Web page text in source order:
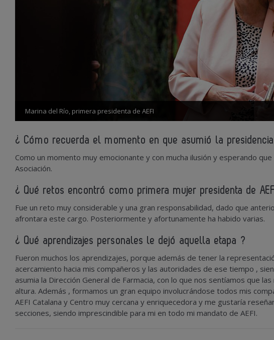
Marina del Río, primera presidenta de AEFI
¿ Cómo recuerda el momento en que asumió la
Como un momento muy emocionante y con mucha ilusión y esperando
Asociación.
¿ Qué retos encontró como primera mujer presidenta de
Fue un reto muy considerable y una gran responsabilidad, dado que
afrontara este cargo. Posteriormente y afortunamente ha habido varias.
¿ Qué aprendizajes personales le dejó aquella etapa ?
Fueron muchos los aprendizajes, porque además de tener la
acercamiento hacia mis compañeros y las autoridades de ese tiempo ,
asumia la Dirección General de Farmacia, con lo que nos sentíamos que
altura. Además , formamos un gran equipo involucrándose todos mis
AEFI Catalana y Centro muy cercana y enriquecedora y me gustaría
secciones, siendo imprescindible para mi en todo mi mandato de AEFI.